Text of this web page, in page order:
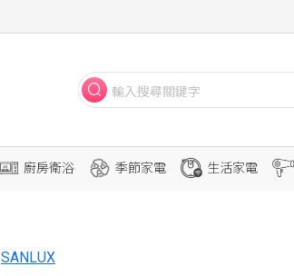
廚房衛浴 季節家電 生活家電
SANLUX